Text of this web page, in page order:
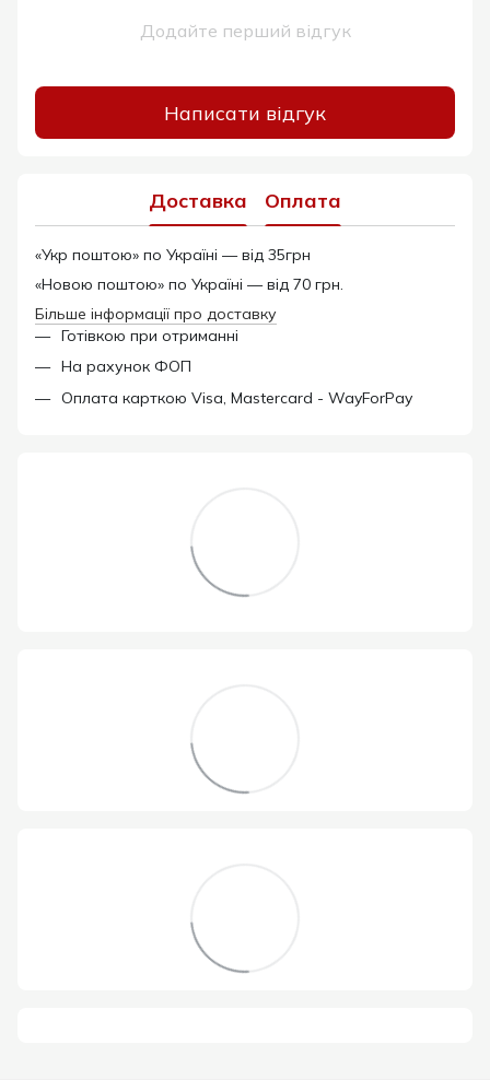
Додайте перший відгук
Написати відгук
Доставка Оплата
«Укр поштою» по Україні — від 35грн
«Новою поштою» по Україні — від 70 грн.
Більше інформації про доставку
Готівкою при отриманні
На рахунок ФОП
Оплата карткою Visa, Mastercard - WayForPay